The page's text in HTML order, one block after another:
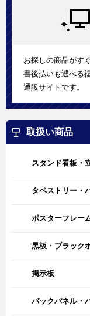
お探しの商品がす
書後払いも選べる
通販サイトです。
取扱い商品
スタンド看板・
タペストリー・
ポスターフレー
黒板・ブラック
掲示板
バックパネル・